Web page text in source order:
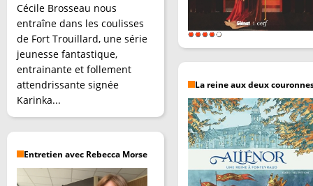
Cécile Brosseau nous
entraîne dans les coulisses
de Fort Trouillard, une série
jeunesse fantastique,
entrainante et follement
attendrissante signée
Karinka...
Entretien avec Rebecca Morse
La reine aux deux